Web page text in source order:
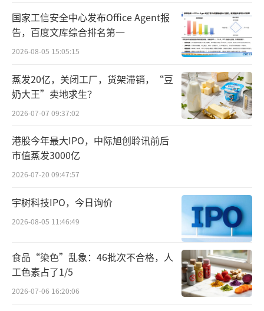
咖啡饮品市场，打造“上午咖啡，下午非
咖”的全天候服务场景。“非咖”场景下，顾
客可选择不含咖啡的饮品，但部分饮品仍可能
含咖啡因。
非咖不仅降价，在产品创新上，星巴克还
国将联动迪士尼深受喜爱的“疯狂动物城”，
推出3款全新联名冰摇茶。很快，茶拿铁也将迎
星巴克中国首席增长官杨振表示：“星巴
克始终致力于满足顾客在不同时段、不同场景
的多样化需求。清晨，一杯香醇咖啡为通勤路
上注入活力；午后，星冰乐的绵密冰沙、冰摇
茶的清爽茶香、或是茶拿铁的丝滑口感，都能
国家工信安全中心发布Office Agent报
告，百度文库综合排名第一
2026-08-05 15:05:15
蒸发20亿，关闭工厂，货架滞销，“豆
奶大王”卖地求生？
2026-07-07 09:37:02
港股今年最大IPO，中际旭创聆讯前后
市值蒸发3000亿
2026-07-20 09:47:57
宇树科技IPO，今日询价
2026-08-05 11:46:49
食品“染色”乱象：46批次不合格，人
工色素占了1/5
2026-07-06 16:20:06